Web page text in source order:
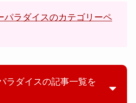
パラダイスのカテゴリーペ
ラダイスの記事一覧を